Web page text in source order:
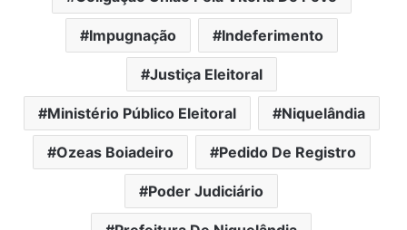
Impugnação Indeferimento
Justiça Eleitoral
Ministério Público Eleitoral Niquelândia
Ozeas Boiadeiro Pedido De Registro
Poder Judiciário